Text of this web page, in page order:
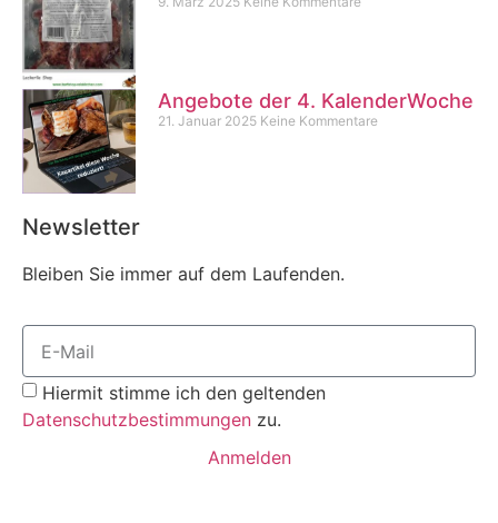
Angebote der 4. KalenderWoche
21. Januar 2025 Keine Kommentare
Newsletter
Bleiben Sie immer auf dem Laufenden.
Hiermit stimme ich den geltenden
Datenschutzbestimmungen zu.
Anmelden